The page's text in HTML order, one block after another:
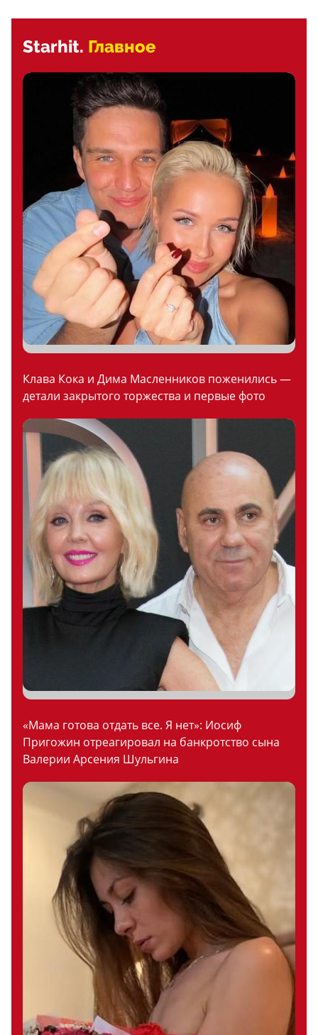
Starhit. Главное
Клава Кока и Дима Масленников поженились —
детали закрытого торжества и первые фото
«Мама готова отдать все. Я нет»: Иосиф
Пригожин отреагировал на банкротство сына
Валерии Арсения Шульгина